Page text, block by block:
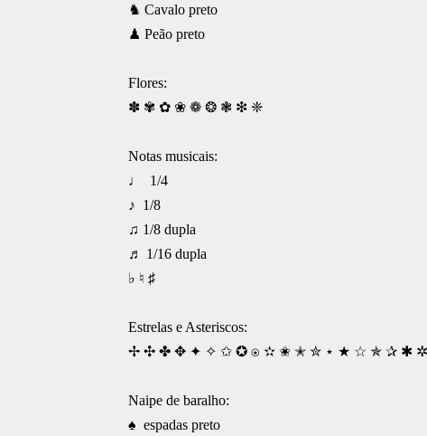
♞ Cavalo preto
♟ Peão preto
Flores:
✽ ✾ ✿ ❀ ❁ ❂ ❃ ❇ ❈
Notas musicais:
♩ 1/4
♪ 1/8
♫ 1/8 dupla
♬ 1/16 dupla
♭ ♮ ♯
Estrelas e Asteriscos:
✢ ✣ ✤ ✥ ✦ ✧ ✩ ✪ ⍟ ✫ ✬ ✭ ✮ ⋆ ★ ☆ ✯ ✰ ✱
Naipe de baralho:
♠ espadas preto